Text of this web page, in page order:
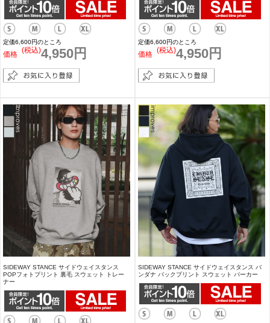
定価6,600円のところ
価格 4,950円
(税込)
定価6,600円のところ
価格 4,950円
(税込)
SIDEWAY STANCE サイドウェイスタンス
POPフォトプリント 裏毛 スウェット トレー
ナー
SIDEWAY STANCE サイドウェイスタンス バ
ンダナ バックプリント スウェット パーカー